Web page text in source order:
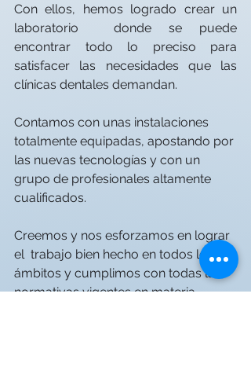
Con ellos, hemos logrado crear un
laboratorio  donde se puede
encontrar todo lo preciso para
satisfacer las necesidades que las
clínicas dentales demandan.
Contamos con unas instalaciones
totalmente equipadas, apostando por
las nuevas tecnologías y con un
grupo de profesionales altamente
cualificados.
Creemos y nos esforzamos en lograr
el  trabajo bien hecho en todos los
ámbitos y cumplimos con todas las
normativas vigentes en materia